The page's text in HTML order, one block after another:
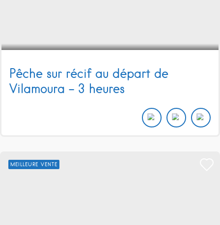
Pêche sur récif au départ de
Vilamoura – 3 heures
MEILLEURE VENTE